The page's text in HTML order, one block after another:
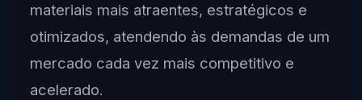
materiais mais atraentes, estratégicos e
otimizados, atendendo às demandas de um
mercado cada vez mais competitivo e
acelerado.